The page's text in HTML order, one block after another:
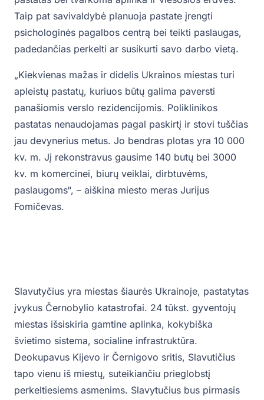
Taip pat savivaldybė planuoja pastate įrengti
psichologinės pagalbos centrą bei teikti paslaugas,
padedančias perkelti ar susikurti savo darbo vietą.
„Kiekvienas mažas ir didelis Ukrainos miestas turi
apleistų pastatų, kuriuos būtų galima paversti
panašiomis verslo rezidencijomis. Poliklinikos
pastatas nenaudojamas pagal paskirtį ir stovi tuščias
jau devynerius metus. Jo bendras plotas yra 10 000
kv. m. Jį rekonstravus gausime 140 butų bei 3000
kv. m komercinei, biurų veiklai, dirbtuvėms,
paslaugoms“, – aiškina miesto meras Jurijus
Fomičevas.
Slavutyčius yra miestas šiaurės Ukrainoje, pastatytas
įvykus Černobylio katastrofai. 24 tūkst. gyventojų
miestas išsiskiria gamtine aplinka, kokybiška
švietimo sistema, socialine infrastruktūra.
Deokupavus Kijevo ir Černigovo sritis, Slavutičius
tapo vienu iš miestų, suteikiančiu prieglobstį
perkeltiesiems asmenims. Slavytučius bus pirmasis